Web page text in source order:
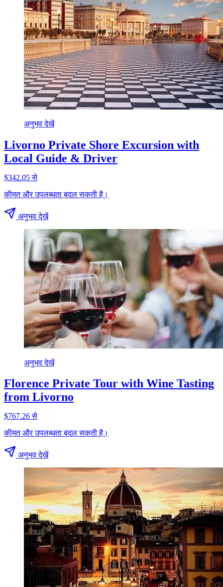
अनुभव देखें
Livorno Private Shore Excursion with
Local Guide & Driver
$342.05 से
कीमत और उपलब्धता बदल सकती है।
अनुभव देखें
अनुभव देखें
Florence Private Tour with Wine Tasting
from Livorno
$767.26 से
कीमत और उपलब्धता बदल सकती है।
अनुभव देखें